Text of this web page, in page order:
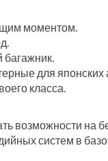
моментом.
для японских
класса.
возможности на
систем в